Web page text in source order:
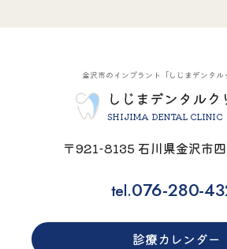
金沢市のインプラント「しじまデンタル
しじまデンタルク
SHIJIMA DENTAL CLINIC
〒921-8135 石川県金沢市
tel.076-280-
診療カレンダー